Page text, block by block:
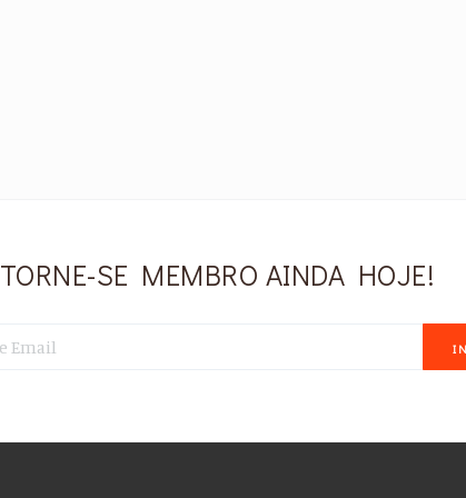
TORNE-SE MEMBRO AINDA HOJE!